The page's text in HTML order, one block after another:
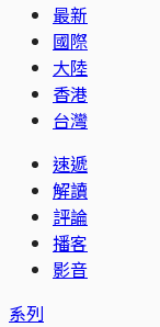
最新
國際
大陸
香港
台灣
速遞
解讀
評論
播客
影音
系列